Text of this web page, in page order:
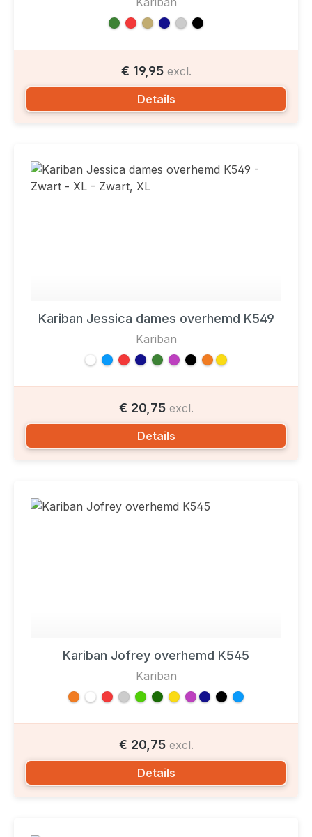
€ 19,95 excl.
Details
Kariban Jessica dames overhemd K549
Kariban
€ 20,75 excl.
Details
Kariban Jofrey overhemd K545
Kariban
€ 20,75 excl.
Details